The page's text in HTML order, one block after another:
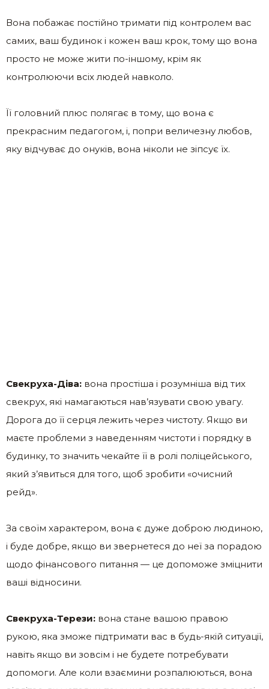
Вона побажає постійно тримати під контролем вас
самих, ваш будинок і кожен ваш крок, тому що вона
просто не може жити по-іншому, крім як
контролюючи всіх людей навколо.
Її головний плюс полягає в тому, що вона є
прекрасним педагогом, і, попри величезну любов,
яку відчуває до онуків, вона ніколи не зіпсує їх.
Свекруха-Діва: вона простіша і розумніша від тих
свекрух, які намагаються нав’язувати свою увагу.
Дорога до її серця лежить через чистоту. Якщо ви
маєте проблеми з наведенням чистоти і порядку в
будинку, то значить чекайте її в ролі поліцейського,
який з’явиться для того, щоб зробити «очисний
рейд».
За своїм характером, вона є дуже доброю людиною,
і буде добре, якщо ви звернетеся до неї за порадою
щодо фінансового питання — це допоможе зміцнити
ваші відносини.
Свекруха-Терези: вона стане вашою правою
рукою, яка зможе підтримати вас в будь-якій ситуації,
навіть якщо ви зовсім і не будете потребувати
допомоги. Але коли взаємини розпалюються, вона